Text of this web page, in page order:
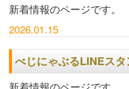
新着情報のページです。
2026.01.15
べじにゃぶるLINEスタ